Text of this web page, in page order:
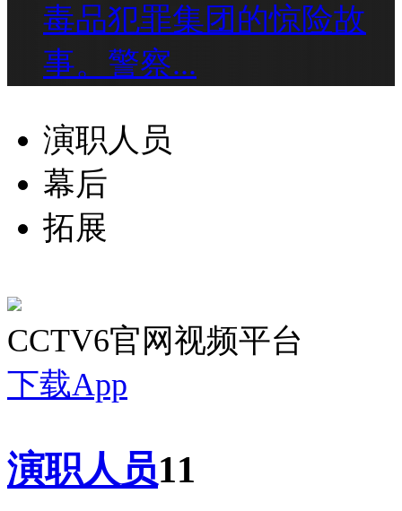
毒品犯罪集团的惊险故
事。警察...
演职人员
幕后
拓展
CCTV6官网视频平台
下载App
演职人员11